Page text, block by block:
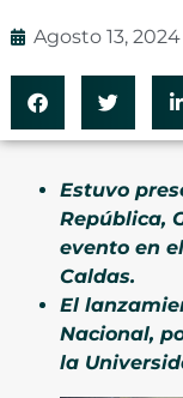
Agosto 13, 2024
Estuvo
República,
evento en
Caldas.
El
Nacional,
la